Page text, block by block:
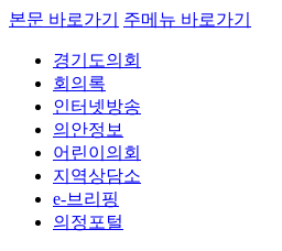
본문 바로가기 주메뉴 바로가기
경기도의회
회의록
인터넷방송
의안정보
어린이의회
지역상담소
e-브리핑
의정포털